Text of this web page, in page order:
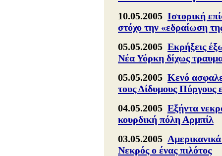
10.05.2005 Ιστορική
στόχο την «εδραίωση
05.05.2005 Εκρήξεις
Νέα Υόρκη δίχως
05.05.2005 Κενό
τους Δίδυμους Πύργους
04.05.2005 Εξήντα
κουρδική πόλη Αρμπίλ
03.05.2005
Νεκρός ο ένας πιλότος